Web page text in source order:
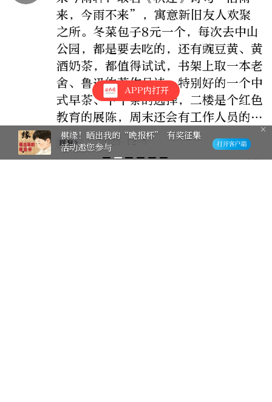
来，今雨不来”，寓意新旧友人欢聚
之所。冬菜包子8元一个，每次去中山
公园，都是要去吃的，还有豌豆黄、黄
酒奶茶，都值得试试，书架上取一本老
舍、鲁迅的著作品读，特别好的一个中
式早茶、下午茶的选择，二楼是个红色
教育的展陈，周末还会有工作人员的讲
解，公众号预约就行，带娃一族，有学
、有吃、有玩的一个好去处！
回复> 2025-12-5
APP内打开
棋缘！晒出我的“晚报杯” 有奖征集
活动邀您参与